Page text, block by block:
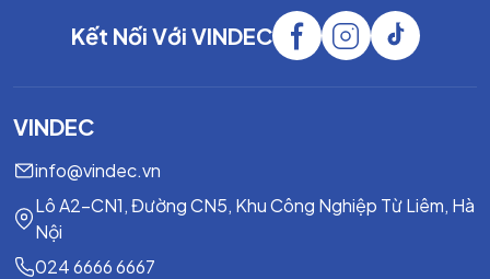
Kết Nối Với VINDEC
VINDEC
info@vindec.vn
Lô A2-CN1, Đường CN5, Khu Công Nghiệp Từ Liêm, Hà
Nội
024 6666 6667